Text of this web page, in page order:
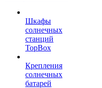
Шкафы
солнечных
станций
TopBox
Крепления
солнечных
батарей